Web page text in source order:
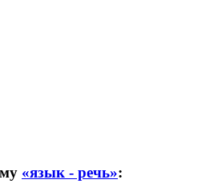
«язык - речь»: